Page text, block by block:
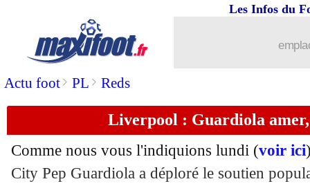
Actu foot> PL > Reds
Les Infos du
Liverpool : Guardiola
Comme nous vous l'indiquions lundi (voir ici
City Pep Guardiola a déploré le soutien
Barça : Dembélé, la bonne formule
10/05 Man City: un accord pour Håland
10/05 Arsenal: West Ham en pole pour
10/05 Nantes: fin de saison pour Chirivella